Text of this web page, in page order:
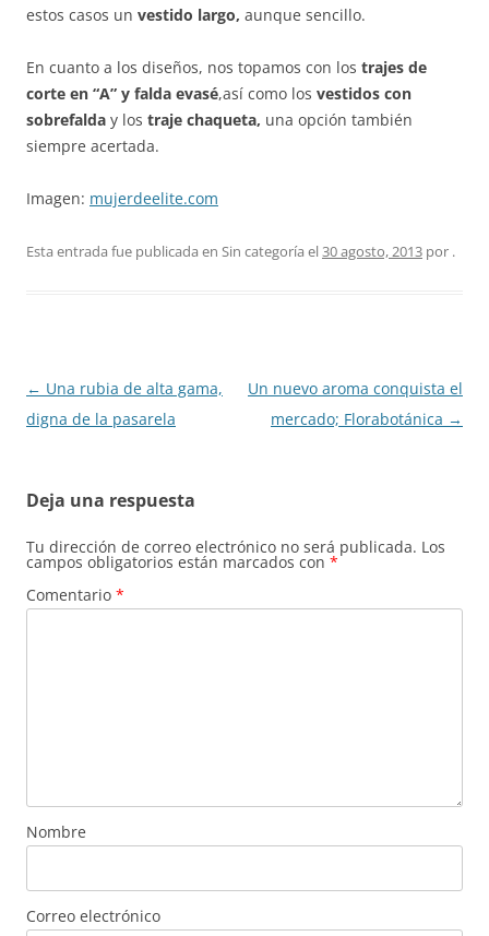
estos casos un vestido largo, aunque sencillo.
En cuanto a los diseños, nos topamos con los trajes de
corte en “A” y falda evasé,así como los vestidos con
sobrefalda y los traje chaqueta, una opción también
siempre acertada.
Imagen: mujerdeelite.com
Esta entrada fue publicada en Sin categoría el30 agosto, 2013 por .
Navegación
de
← Una rubia de alta gama,
digna de la pasarela
Un nuevo aroma conquista el
mercado; Florabotánica →
Deja una respuesta
Tu dirección de correo electrónico no será publicada. Los
campos obligatorios están marcados con *
Comentario *
Nombre
Correo electrónico